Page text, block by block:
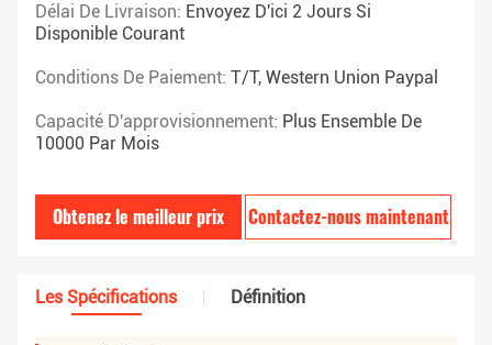
Délai De Livraison: Envoyez D'ici 2 Jours Si
Disponible Courant
Conditions De Paiement: T/T, Western Union Paypal
Capacité D'approvisionnement: Plus Ensemble De
10000 Par Mois
Obtenez le meilleur prix Contactez-nous maintenant
Les Spécifications Définition